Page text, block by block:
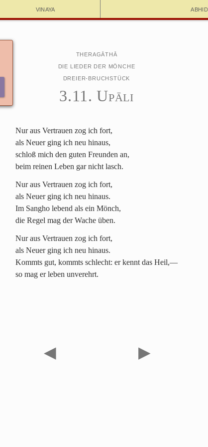
Vinaya
Theragāthā
Die Lieder der Mönche
Dreier-Bruchstück
3.11. Upāli
Nur aus Vertrauen zog ich fort,
als Neuer ging ich neu hinaus,
schloß mich den guten Freunden an,
beim reinen Leben gar nicht lasch.
Nur aus Vertrauen zog ich fort,
als Neuer ging ich neu hinaus.
Im Sangho lebend als ein Mönch,
die Regel mag der Wache üben.
Nur aus Vertrauen zog ich fort,
als Neuer ging ich neu hinaus.
Kommts gut, kommts schlecht: er kennt das Heil,—
so mag er leben unverehrt.
◀ ▶